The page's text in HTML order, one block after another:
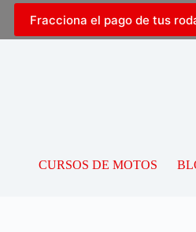
Fracciona el pago de tus
CURSOS DE MOTOS